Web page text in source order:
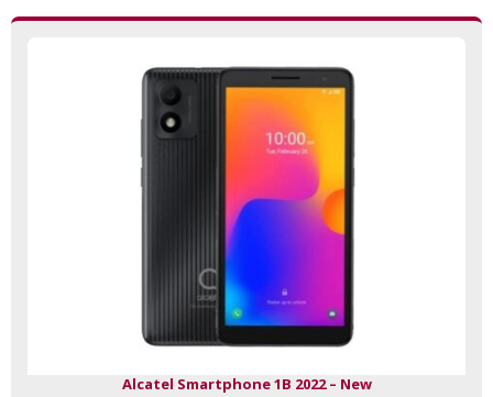
Alcatel Smartphone 1B 2022 – New